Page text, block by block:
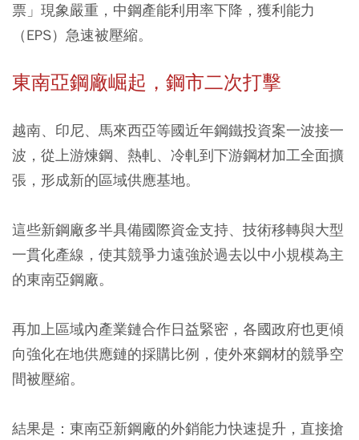
票」現象嚴重，中鋼產能利用率下降，獲利能力
（EPS）急速被壓縮。
東南亞鋼廠崛起，鋼市二次打擊
越南、印尼、馬來西亞等國近年鋼鐵投資案一波接一
波，從上游煉鋼、熱軋、冷軋到下游鋼材加工全面擴
張，形成新的區域供應基地。
這些新鋼廠多半具備國際資金支持、技術移轉與大型
一貫化產線，使其競爭力遠強於過去以中小規模為主
的東南亞鋼廠。
再加上區域內產業鏈合作日益緊密，各國政府也更傾
向強化在地供應鏈的採購比例，使外來鋼材的競爭空
間被壓縮。
結果是：東南亞新鋼廠的外銷能力快速提升，直接搶